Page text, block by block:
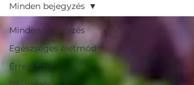
Minden bejegyzés
Egészséges életmód
Érrendszer
Minden bejegyzés